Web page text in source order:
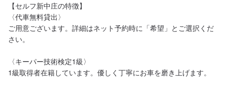
【セルフ新中庄の特徴】
〈代車無料貸出〉
ご用意ございます。詳細はネット予約時に「希望」とご選択くだ
さい。
〈キーパー技術検定1級〉
1級取得者在籍しています。優しく丁寧にお車を磨き上げます。